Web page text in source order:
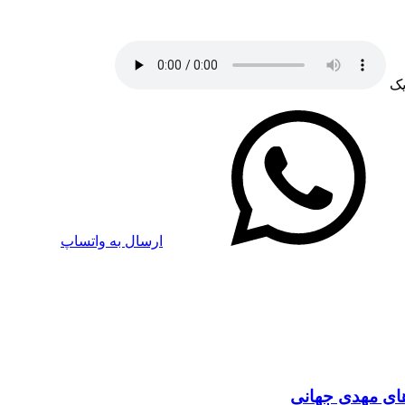
ارسال به واتساپ
های مهدی جهانی